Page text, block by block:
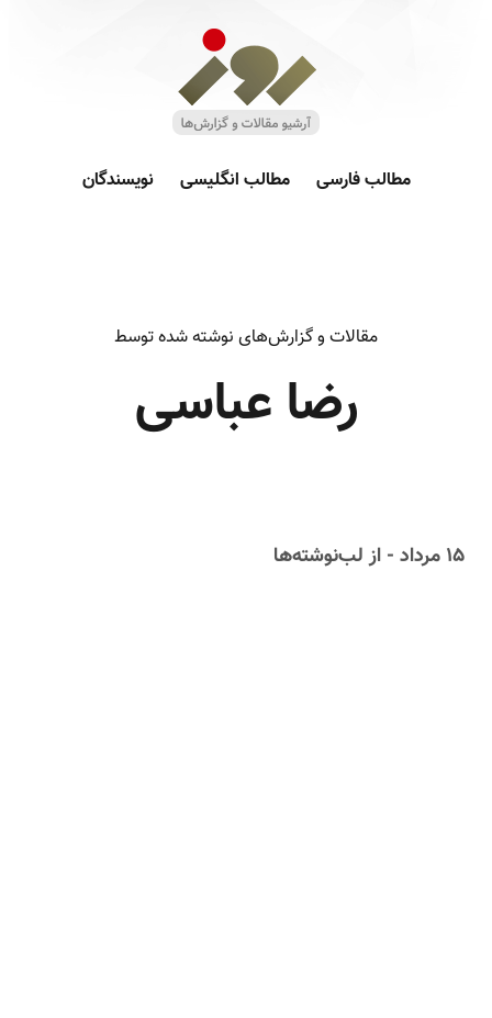
مطالب فارسی مطالب انگلیسی نویسندگان
مقالات و گزارش‌های نوشته شده توسط
رضا عباسی
۱۵ مرداد - از لب‌نوشته‌ها